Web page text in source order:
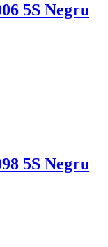
5S Negru
5S Negru